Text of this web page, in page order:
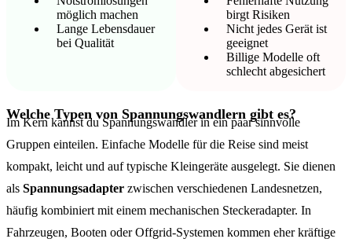
möglich machen
Lange Lebensdauer
bei Qualität
birgt Risiken
Nicht jedes Gerät ist
geeignet
Billige Modelle oft
schlecht abgesichert
Welche Typen von Spannungswandlern gibt es?
Im Kern kannst du Spannungswandler in ein paar sinnvolle
Gruppen einteilen. Einfache Modelle für die Reise sind meist
kompakt, leicht und auf typische Kleingeräte ausgelegt. Sie dienen
als Spannungsadapter zwischen verschiedenen Landesnetzen,
häufig kombiniert mit einem mechanischen Steckeradapter. In
Fahrzeugen, Booten oder Offgrid-Systemen kommen eher kräftige